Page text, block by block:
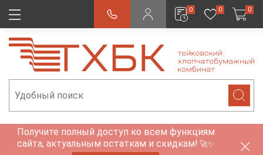
0 0 0
Получите полный доступ ко всем функциям
сайта, актуальным остаткам и скидкам! 🚀✨